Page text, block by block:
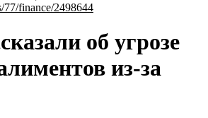
77/finance/2498644
об угрозе
из-за